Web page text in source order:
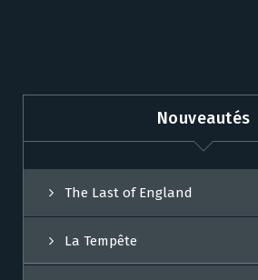
Nouveautés
The Last of England
La Tempête